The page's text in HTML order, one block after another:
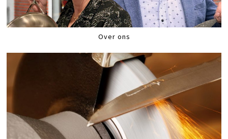
Over ons